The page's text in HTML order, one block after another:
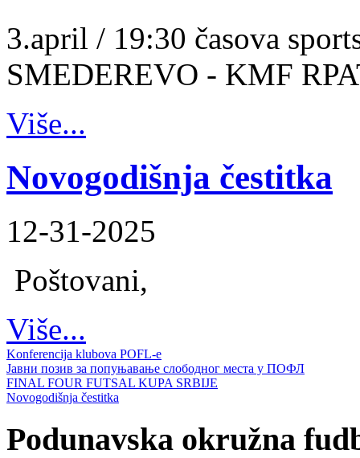
3.april / 19:30 časova
SMEDEREVO - KMF
Više...
Novogodišnja čestitka
12-31-2025
Poštovani,
Više...
Konferencija klubova POFL-e
Јавни позив за попуњавање слободног места у ПОФЛ
FINAL FOUR FUTSAL KUPA SRBIJE
Novogodišnja čestitka
Podunavska okružna